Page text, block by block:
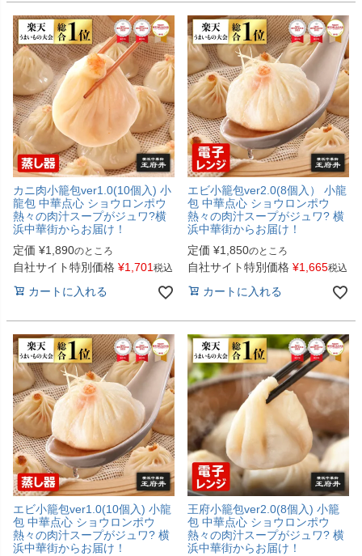
カニ肉小籠包ver1.0(10個入) 小
龍包 中華点心 ショウロンポウ
熱々の肉汁スープがジュワ?横
浜中華街からお届け！
定価 ¥1,890のところ
自社サイト特別価格 ¥1,701 税込
カートに入れる
エビ小籠包ver2.0(8個入） 小龍
包 中華点心 ショウロンポウ
熱々の肉汁スープがジュワ? 横
浜中華街からお届け！
定価 ¥1,850のところ
自社サイト特別価格 ¥1,665税込
カートに入れる
エビ小籠包ver1.0(10個入) 小龍
包 中華点心 ショウロンポウ
熱々の肉汁スープがジュワ? 横
浜中華街からお届け！
王府小籠包ver2.0(8個入) 小籠
包 中華点心 ショウロンポウ
熱々の肉汁スープがジュワ? 横
浜中華街からお届け！